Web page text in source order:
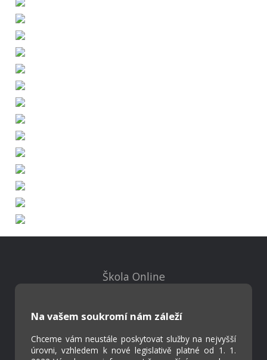
Na vašem soukromí nám záleží
Chceme vám neustále poskytovat služby na nejvyšší
úrovni, vzhledem k nové legislativě platné od 1. 1.
Škola Online
Projekty